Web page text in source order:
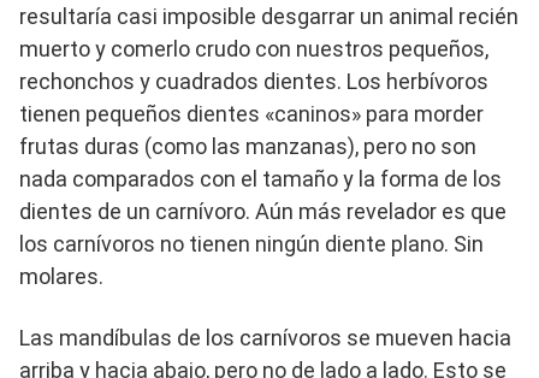
resultaría casi imposible desgarrar un animal recién
muerto y comerlo crudo con nuestros pequeños,
rechonchos y cuadrados dientes. Los herbívoros
tienen pequeños dientes «caninos» para morder
frutas duras (como las manzanas), pero no son
nada comparados con el tamaño y la forma de los
dientes de un carnívoro. Aún más revelador es que
los carnívoros no tienen ningún diente plano. Sin
molares.
Las mandíbulas de los carnívoros se mueven hacia
arriba y hacia abajo, pero no de lado a lado. Esto se